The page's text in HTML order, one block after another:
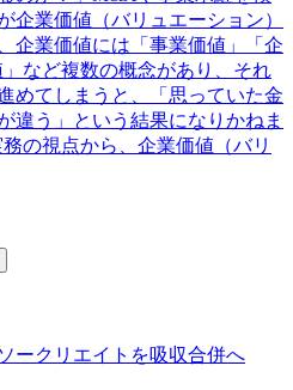
企業価値（バリュエーション）
企業価値には「事業価値」「企
など複数の概念があり、それ
めてしまうと、「思っていた金
違う」という結果になりかねま
の視点から、企業価値（バリ
ークリエイトを吸収合併へ